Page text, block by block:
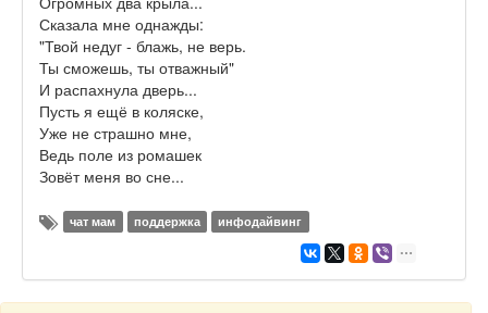
Сказала мне однажды:
"Твой недуг - блажь, не верь.
Ты сможешь, ты отважный"
И распахнула дверь...
Пусть я ещё в коляске,
Уже не страшно мне,
Ведь поле из ромашек
Зовёт меня во сне...
чат мам поддержка инфодайвинг